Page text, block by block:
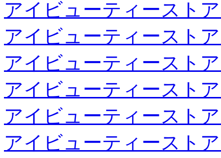
アイビューティースト
アイビューティースト
アイビューティースト
アイビューティースト
アイビューティースト
アイビューティースト